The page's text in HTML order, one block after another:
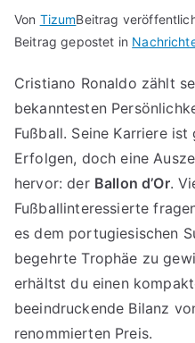
Von TizumBeitrag
Beitrag gepostet in
Cristiano Ronaldo zählt
bekanntesten
Fußball. Seine Karriere
Erfolgen, doch eine
hervor: der Ballon d’Or.
Fußballinteressierte
es dem portugiesischen
begehrte Trophäe zu
erhältst du einen
beeindruckende Bilanz
renommierten Preis.